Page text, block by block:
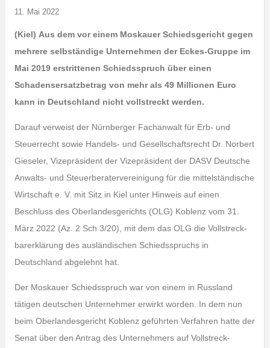
11. Mai 2022
(Kiel) Aus dem vor einem Moskauer Schiedsgericht gegen
mehrere selbständige Unternehmen der Eckes-Gruppe im
Mai 2019 erstrittenen Schiedsspruch über einen
Schadensersatzbetrag von mehr als 49 Millionen Euro
kann in Deutschland nicht vollstreckt werden.
Darauf verweist der Nürnberger Fachanwalt für Erb- und
Steuerrecht sowie Handels- und Gesellschaftsrecht Dr. Norbert
Gieseler, Vizepräsident der Vizepräsident der DASV Deutsche
Anwalts- und Steuerberatervereinigung für die mittelständische
Wirtschaft e. V. mit Sitz in Kiel unter Hinweis auf einen
Beschluss des Oberlandesgerichts (OLG) Koblenz vom 31.
März 2022 (Az. 2 Sch 3/20), mit dem das OLG die Vollstreck­
barerklärung des ausländischen Schiedsspruchs in
Deutschland abgelehnt hat.
Der Moskauer Schiedsspruch war von einem in Russland
tätigen deutschen Unternehmer erwirkt worden. In dem nun
beim Oberlandesgericht Koblenz geführten Verfahren hatte der
Senat über den Antrag des Unternehmers auf Vollstreck­